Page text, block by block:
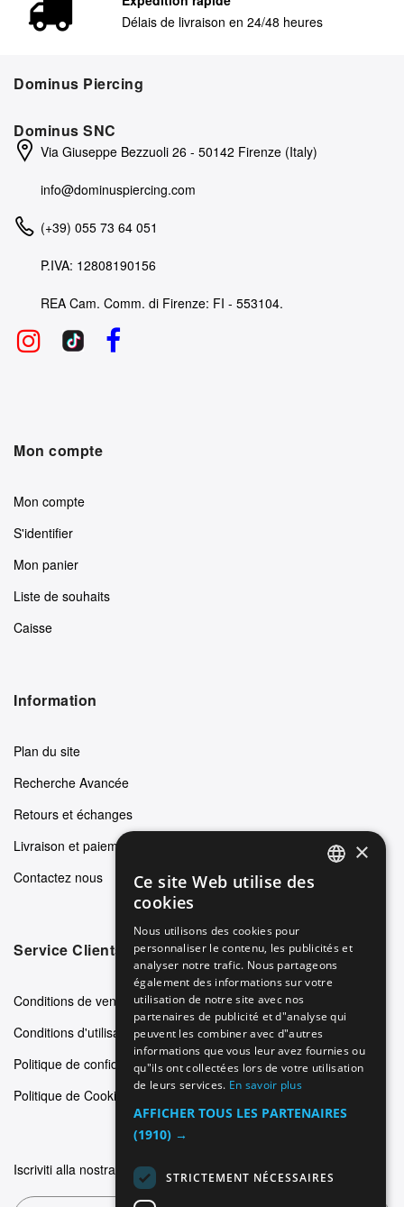
Délais de livraison en 24/48 heures
Dominus Piercing
Dominus SNC
Via Giuseppe Bezzuoli 26 - 50142 Firenze (Italy)
info@dominuspiercing.com
(+39) 055 73 64 051
P.IVA: 12808190156
REA Cam. Comm. di Firenze: FI - 553104.
Mon compte
Mon compte
S'identifier
Mon panier
Liste de souhaits
Caisse
Information
Plan du site
Recherche Avancée
Retours et échanges
Livraison et paiements
Contactez nous
Service Clients
Conditions de vente
Conditions d'utilisation
Politique de confidentialité
Politique de Cookie
Iscriviti alla nostra newsletter
ITALIAN
SPANISH
FRENCH
×
Ce site Web utilise des
cookies
Nous utilisons des cookies pour
personnaliser le contenu, les publicités et
analyser notre trafic. Nous partageons
également des informations sur votre
utilisation de notre site avec nos
partenaires de publicité et d"analyse qui
peuvent les combiner avec d"autres
informations que vous leur avez fournies ou
qu"ils ont collectées lors de votre utilisation
de leurs services. En savoir plus
AFFICHER TOUS LES PARTENAIRES
(1910) →
STRICTEMENT NÉCESSAIRES